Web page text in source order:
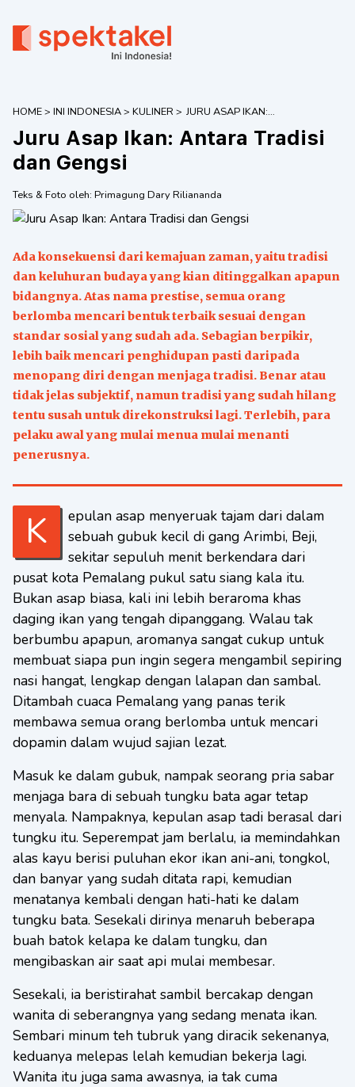
HOME> INI INDONESIA> KULINER > JURU ASAP IKAN:
DAN GENGSI
Juru Asap Ikan: Antara Tradisi
dan Gengsi
Teks & Foto oleh: Primagung Dary Riliananda
Ada konsekuensi dari kemajuan zaman, yaitu tradisi
dan keluhuran budaya yang kian ditinggalkan apapun
bidangnya. Atas nama prestise, semua orang
berlomba mencari bentuk terbaik sesuai dengan
standar sosial yang sudah ada. Sebagian berpikir,
lebih baik mencari penghidupan pasti daripada
menopang diri dengan menjaga tradisi. Benar atau
tidak jelas subjektif, namun tradisi yang sudah hilang
tentu susah untuk direkonstruksi lagi. Terlebih, para
pelaku awal yang mulai menua mulai menanti
penerusnya.
Kepulan asap menyeruak tajam dari dalam
sebuah gubuk kecil di gang Arimbi, Beji,
sekitar sepuluh menit berkendara dari
pusat kota Pemalang pukul satu siang kala itu.
Bukan asap biasa, kali ini lebih beraroma khas
daging ikan yang tengah dipanggang. Walau tak
berbumbu apapun, aromanya sangat cukup untuk
membuat siapa pun ingin segera mengambil sepiring
nasi hangat, lengkap dengan lalapan dan sambal.
Ditambah cuaca Pemalang yang panas terik
membawa semua orang berlomba untuk mencari
dopamin dalam wujud sajian lezat.
Masuk ke dalam gubuk, nampak seorang pria sabar
menjaga bara di sebuah tungku bata agar tetap
menyala. Nampaknya, kepulan asap tadi berasal dari
tungku itu. Seperempat jam berlalu, ia memindahkan
alas kayu berisi puluhan ekor ikan ani-ani, tongkol,
dan banyar yang sudah ditata rapi, kemudian
menatanya kembali dengan hati-hati ke dalam
tungku bata. Sesekali dirinya menaruh beberapa
buah batok kelapa ke dalam tungku, dan
mengibaskan air saat api mulai membesar.
Sesekali, ia beristirahat sambil bercakap dengan
wanita di seberangnya yang sedang menata ikan.
Sembari minum teh tubruk yang diracik sekenanya,
keduanya melepas lelah kemudian bekerja lagi.
Wanita itu juga sama awasnya, ia tak cuma